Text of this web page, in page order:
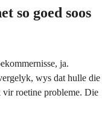
so goed soos
ja.
wys dat hulle die
vir roetine probleme. Die